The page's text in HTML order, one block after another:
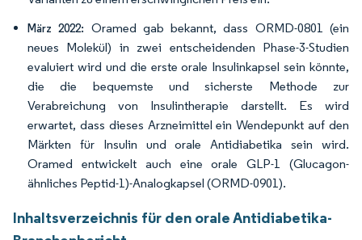
März 2022: Oramed gab bekannt, dass ORMD-0801 (ein
neues Molekül) in zwei entscheidenden Phase-3-Studien
evaluiert wird und die erste orale Insulinkapsel sein könnte,
die die bequemste und sicherste Methode zur
Verabreichung von Insulintherapie darstellt. Es wird
erwartet, dass dieses Arzneimittel ein Wendepunkt auf den
Märkten für Insulin und orale Antidiabetika sein wird.
Oramed entwickelt auch eine orale GLP-1 (Glucagon-
ähnliches Peptid-1)-Analogkapsel (ORMD-0901).
Inhaltsverzeichnis für den orale Antidiabetika-